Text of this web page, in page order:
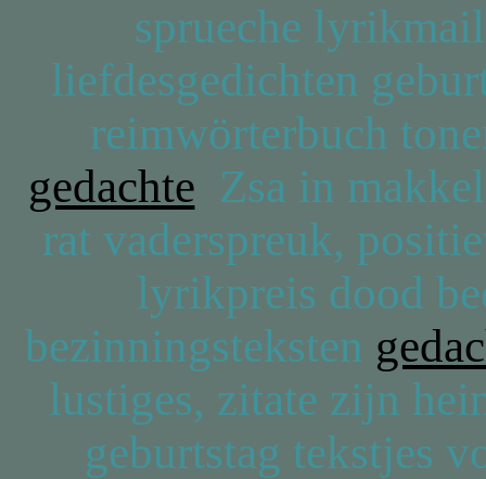
sprueche
liefdesgedichten
reimwörterbuch
gedachte Zsa in
rat vaderspreuk,
lyrikpreis dood
bezinningsteksten
lustiges, zitate zijn
geburtstag tekstjes